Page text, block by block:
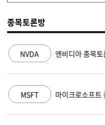
종목토론방
NVDA 엔비디아 종목토
MSFT 마이크로소프트